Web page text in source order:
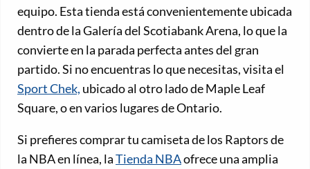
equipo. Esta tienda está convenientemente ubicada
dentro de la Galería del Scotiabank Arena, lo que la
convierte en la parada perfecta antes del gran
partido. Si no encuentras lo que necesitas, visita el
Sport Chek, ubicado al otro lado de Maple Leaf
Square, o en varios lugares de Ontario.
Si prefieres comprar tu camiseta de los Raptors de
la NBA en línea, laTienda NBAofrece una amplia